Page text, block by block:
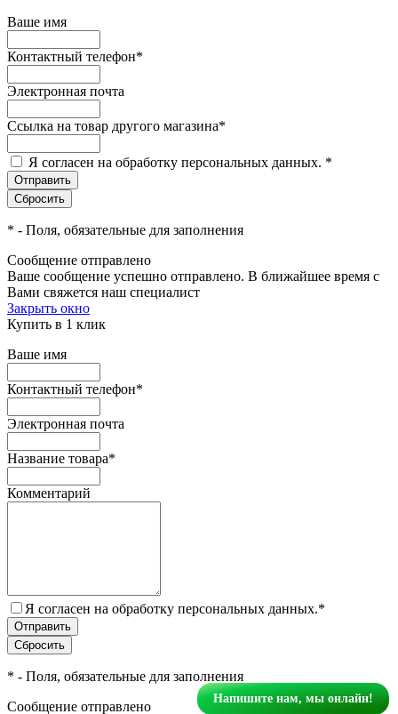
Ваше имя
Контактный телефон*
Электронная почта
Ссылка на товар другого магазина*
Я согласен на обработку персональных данных. *
* - Поля, обязательные для заполнения
Сообщение отправлено
Ваше сообщение успешно отправлено. В ближайшее время с
Вами свяжется наш специалист
Закрыть окно
Купить в 1 клик
Ваше имя
Контактный телефон*
Электронная почта
Название товара*
Комментарий
Я согласен на обработку персональных данных.*
* - Поля, обязательные для заполнения
Сообщение отправлено
Напишите нам, мы онлайн!